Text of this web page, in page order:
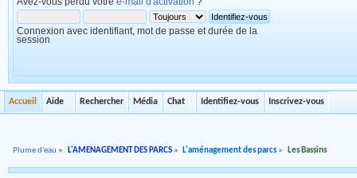
Connexion avec identifiant, mot de passe et durée de la
session
Accueil Aide Rechercher Média Chat Identifiez-vous Inscrivez-vous
Plume d'eau » L'AMENAGEMENT DES PARCS» L'aménagement des parcs » Les Bassins